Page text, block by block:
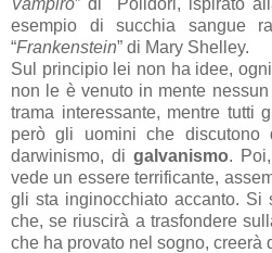
esempio di succhia sangue
“Frankenstein” di Mary Shelley.
Sul principio lei non ha idee,
non le è venuto in mente
trama interessante, mentre tutti
però gli uomini che
darwinismo, di galvanismo.
vede un essere terrificante,
gli sta inginocchiato accanto. Si
che, se riuscirà a trasfondere
che ha provato nel sogno, creerà